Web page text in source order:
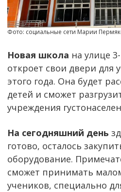
Фото: социальные сети Марии
Новая школа на улице
откроет свои двери для
этого года. Она будет
детей и сможет
учреждения
На сегодняшний день
готово, осталось
оборудование.
сможет принимать
учеников, специально